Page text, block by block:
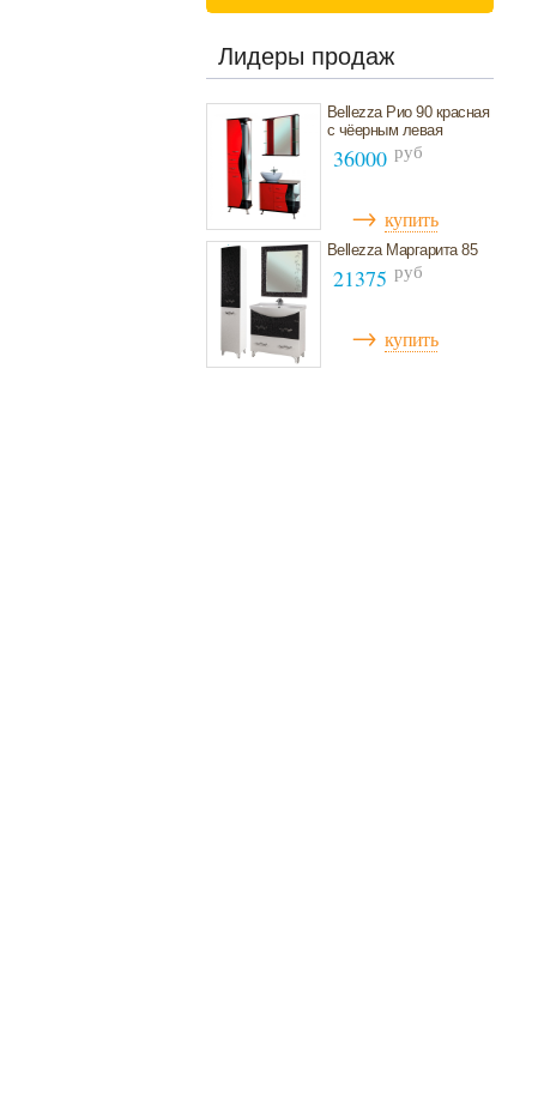
Лидеры продаж
Bellezza Рио 90 красная
с чёерным левая
36000 руб
→ купить
Bellezza Маргарита 85
21375 руб
→ купить